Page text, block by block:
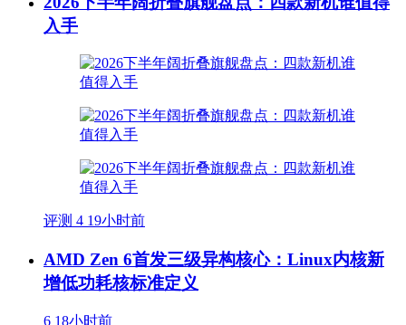
入手
评测 4 19小时前
AMD Zen 6首发三级异构核心：Linux内核新
增低功耗核标准定义
6 18小时前